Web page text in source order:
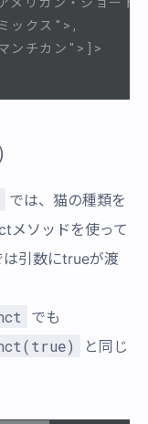
クス">,      #
チカン">]>
では、猫の種類を
メソッドを使って
は引数にtrueが渡
でも
と同じ